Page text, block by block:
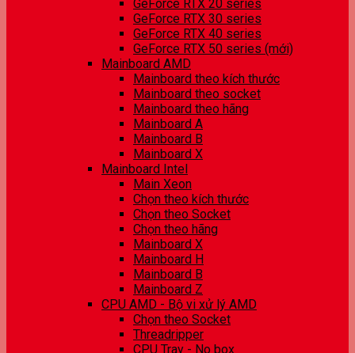
GeForce RTX 20 series
GeForce RTX 30 series
GeForce RTX 40 series
GeForce RTX 50 series (mới)
Mainboard AMD
Mainboard theo kích thước
Mainboard theo socket
Mainboard theo hãng
Mainboard A
Mainboard B
Mainboard X
Mainboard Intel
Main Xeon
Chọn theo kích thước
Chọn theo Socket
Chọn theo hãng
Mainboard X
Mainboard H
Mainboard B
Mainboard Z
CPU AMD - Bộ vi xử lý AMD
Chọn theo Socket
Threadripper
CPU Tray - No box